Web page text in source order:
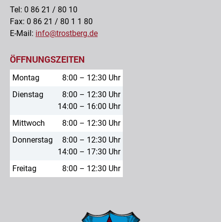
Tel: 0 86 21 / 80 10
Fax: 0 86 21 / 80 1 1 80
E-Mail: info@trostberg.de
ÖFFNUNGSZEITEN
Montag
8:00 – 12:30 Uhr
Dienstag
8:00 – 12:30 Uhr
14:00 – 16:00 Uhr
Mittwoch
8:00 – 12:30 Uhr
Donnerstag
8:00 – 12:30 Uhr
14:00 – 17:30 Uhr
Freitag
8:00 – 12:30 Uhr